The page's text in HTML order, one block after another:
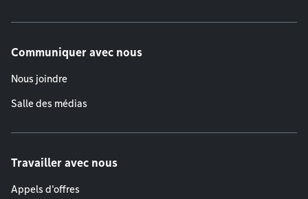
Communiquer avec nous
Nous joindre
Salle des médias
Travailler avec nous
Appels d'offres